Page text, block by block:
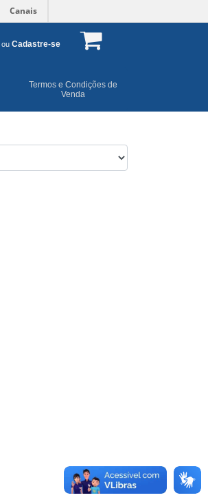
Canais
ou Cadastre-se
Termos e Condições de
Venda